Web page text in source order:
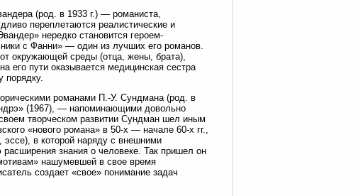
(род. в 1933 г.) — романиста,
переплетаются реалистические и
нередко становится героем-
с Фанни» — один из лучших его романов.
окружающей среды (отца, жены, брата),
его пути оказывается медицинская сестра
порядку.
романами П.-У. Сундмана (род. в
(1967), — напоминающими довольно
творческом развитии Сундман шел иным
«нового романа» в 50-х — начале 60-х гг.,
эссе), в которой наряду с внешними
знания о человеке. Так пришел он
нашумевшей в свое время
создает «свое» понимание задач